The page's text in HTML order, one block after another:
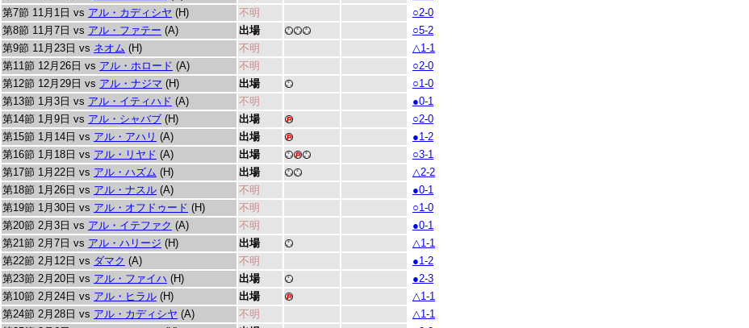
第7節 11月1日 vsアル・カディシヤ(H) 不明
○2-0
第8節 11月7日 vsアル・ファテー(A) 出場
○5-2
第9節 11月23日 vsネオム(H) 不明
△1-1
第11節 12月26日 vsアル・ホロード(A) 不明
○2-0
第12節 12月29日 vsアル・ナジマ(H) 出場
○1-0
第13節 1月3日 vsアル・イティハド(A) 不明
●0-1
第14節 1月9日 vsアル・シャバブ(H) 出場
○2-0
第15節 1月14日 vsアル・アハリ(A) 出場
●1-2
第16節 1月18日 vsアル・リヤド(A) 出場
○3-1
第17節 1月22日 vsアル・ハズム(H) 出場
△2-2
第18節 1月26日 vsアル・ナスル(A) 不明
●0-1
第19節 1月30日 vsアル・オフドゥード(H) 不明
○1-0
第20節 2月3日 vsアル・イテファク(A) 不明
●0-1
第21節 2月7日 vsアル・ハリージ(H) 出場
△1-1
第22節 2月12日 vsダマク(A) 不明
●1-2
第23節 2月20日 vsアル・ファイハ(H) 出場
●2-3
第10節 2月24日 vsアル・ヒラル(H) 出場
△1-1
第24節 2月28日 vsアル・カディシヤ(A) 不明 △1-1